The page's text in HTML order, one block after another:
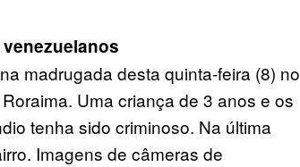
madrugada desta quinta-feira (8) no
Uma criança de 3 anos e os
tenha sido criminoso. Na última
Imagens de câmeras de